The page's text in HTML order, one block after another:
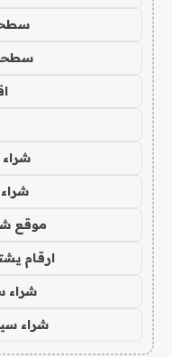
موقع
ارقام
شراء
شراء